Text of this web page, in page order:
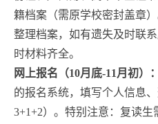
籍档案（需原学校密封盖章
整理档案，如有遗失及时联
时材料齐全。
网上报名（10月底-11月初）：
的报名系统，填写个人信息
3+1+2）。特别注意：复读